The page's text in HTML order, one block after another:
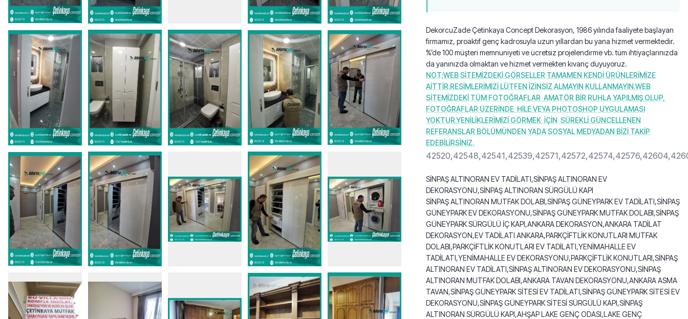
DekorcuZade Çetinkaya Concept Dekorasyon, 1986 yılında faaliyete başlayan
firmamız, proaktif genç kadrosuyla uzun yıllardan bu yana hizmet vermektedir.
%’de 100 müşteri memnuniyeti ve ücretsiz projelendirme vb. tüm ihtiyaçlarınızda
da yanınızda olmaktan ve hizmet vermekten kıvanç duyuyoruz.
NOT;WEB SİTEMİZDEKİ GÖRSELLER TAMAMEN KENDİ ÜRÜNLERİMİZE
AİTTİR.RESİMLERİMİZİ LÜTFEN İZİNSİZ ALMAYIN KULLANMAYIN.WEB
SİTEMİZDEKİ TÜM FOTOĞRAFLAR AMATÖR BİR RUHLA YAPILMIŞ OLUP,
FOTOĞRAFLAR ÜZERİNDE HİLE VEYA PHOTOSHOP UYGULAMASI
YOKTUR.YENİLİKLERİMİZİ GÖRMEK İÇİN SÜREKLİ GÜNCELLENEN
REFERANSLAR BÖLÜMÜNDEN YADA SOSYAL MEDYADAN BİZİ TAKİP
EDEBİLİRSİNİZ.
SİNPAŞ ALTINORAN EV TADİLATI,SİNPAŞ ALTINORAN EV
DEKORASYONU,SİNPAŞ ALTINORAN SÜRGÜLÜ KAPI
SİNPAŞ ALTINORAN MUTFAK DOLABI,SİNPAŞ GÜNEYPARK EV TADİLATI,SİNPAŞ
GÜNEYPARK EV DEKORASYONU,SİNPAŞ GÜNEYPARK MUTFAK DOLABI,SİNPAŞ
GÜNEYPARK SÜRGÜLÜ İÇ KAPI,ANKARA DEKORASYON,ANKARA TADİLAT
DEKORASYON,EV TADİLATI ANKARA,PARKÇİFTLİK KONUTLARI MUTFAK
DOLABI,PARKÇİFTLİK KONUTLARI EV TADİLATI,YENİMAHALLE EV
TADİLATI,YENİMAHALLE EV DEKORASYONU,PARKÇİFTLİK KONUTLARI,SİNPAŞ
ALTINORAN EV TADİLATI,SİNPAŞ ALTINORAN EV DEKORASYONU,SİNPAŞ
ALTINORAN MUTFAK DOLABI,ANKARA TAVAN DEKORASYONU,ANKARA ASMA
TAVAN,SİNPAŞ GÜNEYPARK SİTESİ EV TADİLATI,SİNPAŞ GÜNEYPARK SİTESİ EV
DEKORASYONU,SİNPAŞ GÜNEYPARK SİTESİ SÜRGÜLÜ KAPI,SİNPAŞ
ALTINORAN SÜRGÜLÜ KAPI,AHŞAP LAKE GENÇ ODASI,LAKE GENÇ